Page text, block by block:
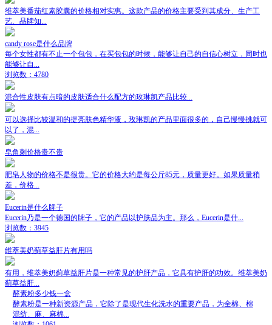
维萃美番茄红素胶囊的价格相对实惠。这款产品的价格主要受到其成分、生产工
艺、品牌知...
candy rose是什么品牌
每个女性都有不止一个包包，在买包包的时候，能够让自己的自信心树立，同时也
能够让自...
浏览数：4780
混合性皮肤有点暗的皮肤适合什么配方的玫琳凯产品比较...
可以选择比较温和的提亮肤色精华液，玫琳凯的产品里面很多的，自己慢慢挑就可
以了，混...
皂角刺价格贵不贵
肥皂人物的价格不是很贵。它的价格大约是每公斤85元，质量更好。如果质量稍
差，价格...
Eucerin是什么牌子
Eucerin乃是一个德国的牌子，它的产品以护肤品为主。那么，Eucerin是什...
浏览数：3945
维萃美奶蓟草益肝片有用吗
有用，维萃美奶蓟草益肝片是一种常见的护肝产品，它具有护肝的功效。维萃美奶
蓟草益肝...
酵素粉多少钱一盒
酵素粉是一种新资源产品，它除了是现代生化洗水的重要产品，为全棉、棉
混纺、麻、麻棉...